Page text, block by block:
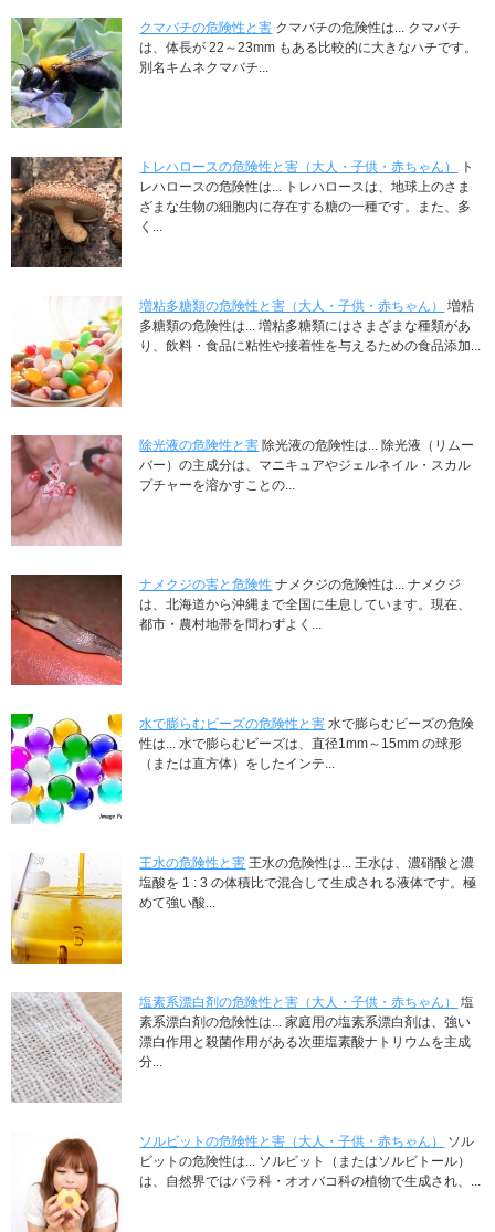
クマバチの危険性と害 クマバチの危険性は... クマバチ
は、体長が 22～23mm もある比較的に大きなハチです。
別名キムネクマバチ...
トレハロースの危険性と害（大人・子供・赤ちゃん）
ト
レハロースの危険性は... トレハロースは、地球上のさま
ざまな生物の細胞内に存在する糖の一種です。また、多
く...
増粘多糖類の危険性と害（大人・子供・赤ちゃん）
増粘
多糖類の危険性は... 増粘多糖類にはさまざまな種類があ
り、飲料・食品に粘性や接着性を与えるための食品添加...
除光液の危険性と害 除光液の危険性は... 除光液（リムー
バー）の主成分は、マニキュアやジェルネイル・スカル
プチャーを溶かすことの...
ナメクジの害と危険性 ナメクジの危険性は... ナメクジ
は、北海道から沖縄まで全国に生息しています。現在、
都市・農村地帯を問わずよく...
水で膨らむビーズの危険性と害 水で膨らむビーズの危険
性は... 水で膨らむビーズは、直径1mm～15mm の球形
（または直方体）をしたインテ...
王水の危険性と害 王水の危険性は... 王水は、濃硝酸と濃
塩酸を 1 : 3 の体積比で混合して生成される液体です。極
めて強い酸...
塩素系漂白剤の危険性と害（大人・子供・赤ちゃん）
塩
素系漂白剤の危険性は... 家庭用の塩素系漂白剤は、強い
漂白作用と殺菌作用がある次亜塩素酸ナトリウムを主成
分...
ソルビットの危険性と害（大人・子供・赤ちゃん）
ソル
ビットの危険性は... ソルビット（またはソルビトール）
は、自然界ではバラ科・オオバコ科の植物で生成され、...